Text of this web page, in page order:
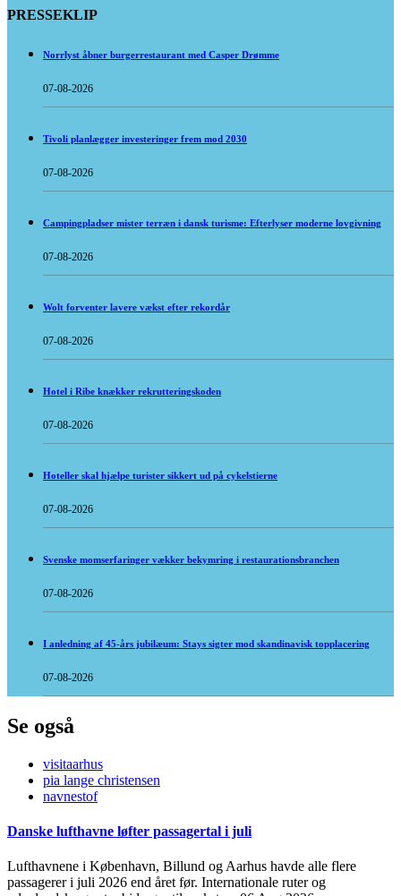
PRESSEKLIP
Norrlyst åbner burgerrestaurant med Casper Drømme
07-08-2026
Tivoli planlægger investeringer frem mod 2030
07-08-2026
Campingpladser mister terræn i dansk turisme: Efterlyser moderne lovgivning
07-08-2026
Wolt forventer lavere vækst efter rekordår
07-08-2026
Hotel i Ribe knækker rekrutteringskoden
07-08-2026
Hoteller skal hjælpe turister sikkert ud på cykelstierne
07-08-2026
Svenske momserfaringer vækker bekymring i restaurationsbranchen
07-08-2026
I anledning af 45-års jubilæum: Stays sigter mod skandinavisk topplacering
07-08-2026
Se også
visitaarhus
pia lange christensen
navnestof
Danske lufthavne løfter passagertal i juli
Lufthavnene i København, Billund og Aarhus havde alle flere
passagerer i juli 2026 end året før. Internationale ruter og